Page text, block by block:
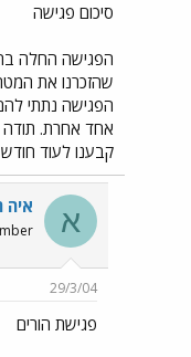
סיכום פגישה
הפגישה החלה
שהזכרנו את
הפגישה נתתי
אחד אחרת. תודה
קבענו לעוד
א איה
29/3/04
פגישת הורים